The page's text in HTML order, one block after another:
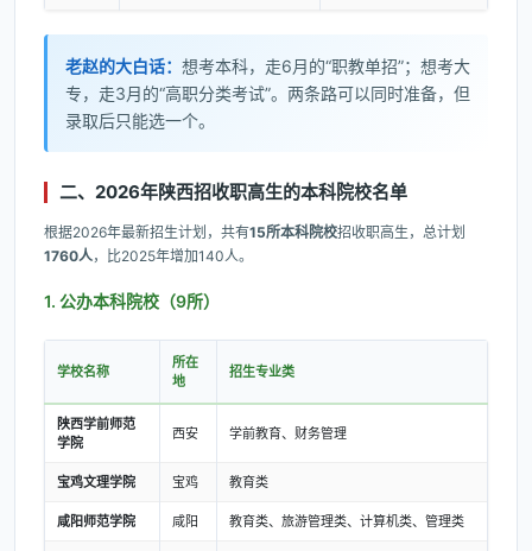
老赵的大白话： 想考本科，走6月的“职教单招”；想考大
专，走3月的“高职分类考试”。两条路可以同时准备，但
录取后只能选一个。
二、2026年陕西招收职高生的本科院校名单
根据2026年最新招生计划，共有15所本科院校招收职高生，总计划
1760人，比2025年增加140人。
1. 公办本科院校（9所）
学校名称
所在
地
招生专业类
陕西学前师范
学院
西安 学前教育、财务管理
宝鸡文理学院 宝鸡 教育类
咸阳师范学院 咸阳 教育类、旅游管理类、计算机类、管理类